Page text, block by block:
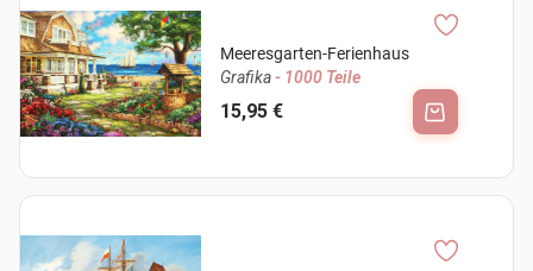
Meeresgarten-Ferienhaus
Grafika- 1000 Teile
15,95 €